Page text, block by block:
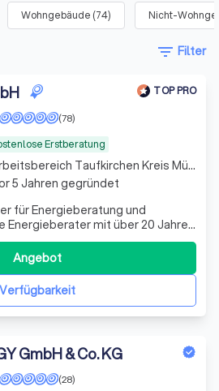
Wohngebäude (74) Nicht-
filter_list Filter
TOP PRO
Erstberatung
(78)
für Energieberatung und
Energieberater mit über 20 Jahren
Sanierung förderfähig,
Verfügbarkeit
Angebot
Arbeitsbereich Taufkirchen Kreis München
5 Jahren gegründet
GmbH & Co. KG
(28)